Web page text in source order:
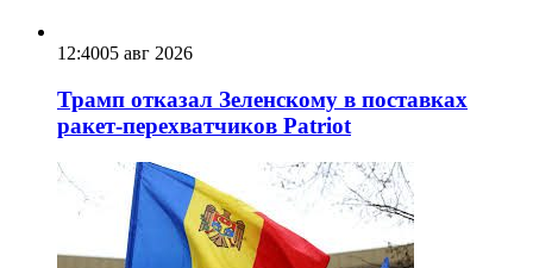
12:4005 авг 2026
Трамп отказал Зеленскому в поставках
ракет-перехватчиков Patriot